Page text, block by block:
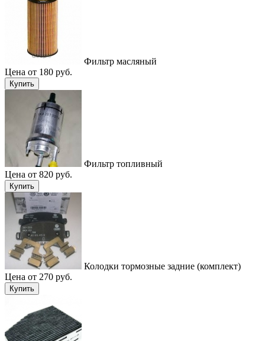
Фильтр масляный
Цена от 180 руб.
Купить
Фильтр топливный
Цена от 820 руб.
Купить
Колодки тормозные задние (комплект)
Цена от 270 руб.
Купить